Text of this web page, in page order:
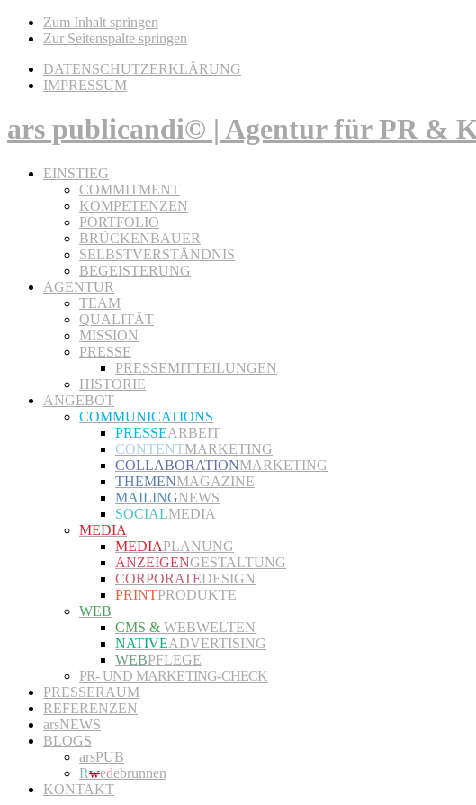
Zum Inhalt springen
Zur Seitenspalte springen
DATENSCHUTZERKLÄRUNG
IMPRESSUM
ars publicandi© | Agentur für PR &
EINSTIEG
COMMITMENT
KOMPETENZEN
PORTFOLIO
BRÜCKENBAUER
SELBSTVERSTÄNDNIS
BEGEISTERUNG
AGENTUR
TEAM
QUALITÄT
MISSION
PRESSE
PRESSEMITTEILUNGEN
HISTORIE
ANGEBOT
COMMUNICATIONS
PRESSEARBEIT
CONTENTMARKETING
COLLABORATIONMARKETING
THEMENMAGAZINE
MAILINGNEWS
SOCIALMEDIA
MEDIA
MEDIAPLANUNG
ANZEIGENGESTALTUNG
CORPORATEDESIGN
PRINTPRODUKTE
WEB
CMS & WEBWELTEN
NATIVEADVERTISING
WEBPFLEGE
PR- UND MARKETING-CHECK
PRESSERAUM
REFERENZEN
arsNEWS
BLOGS
arsPUB
Rwedebrunnen
KONTAKT